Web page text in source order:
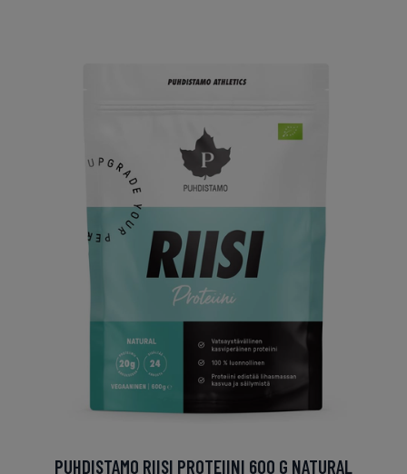
PUHDISTAMO RIISI PROTEIINI 600 G NATURAL